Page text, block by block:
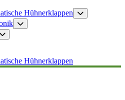
Hühnerklappen
Hühnerklappen